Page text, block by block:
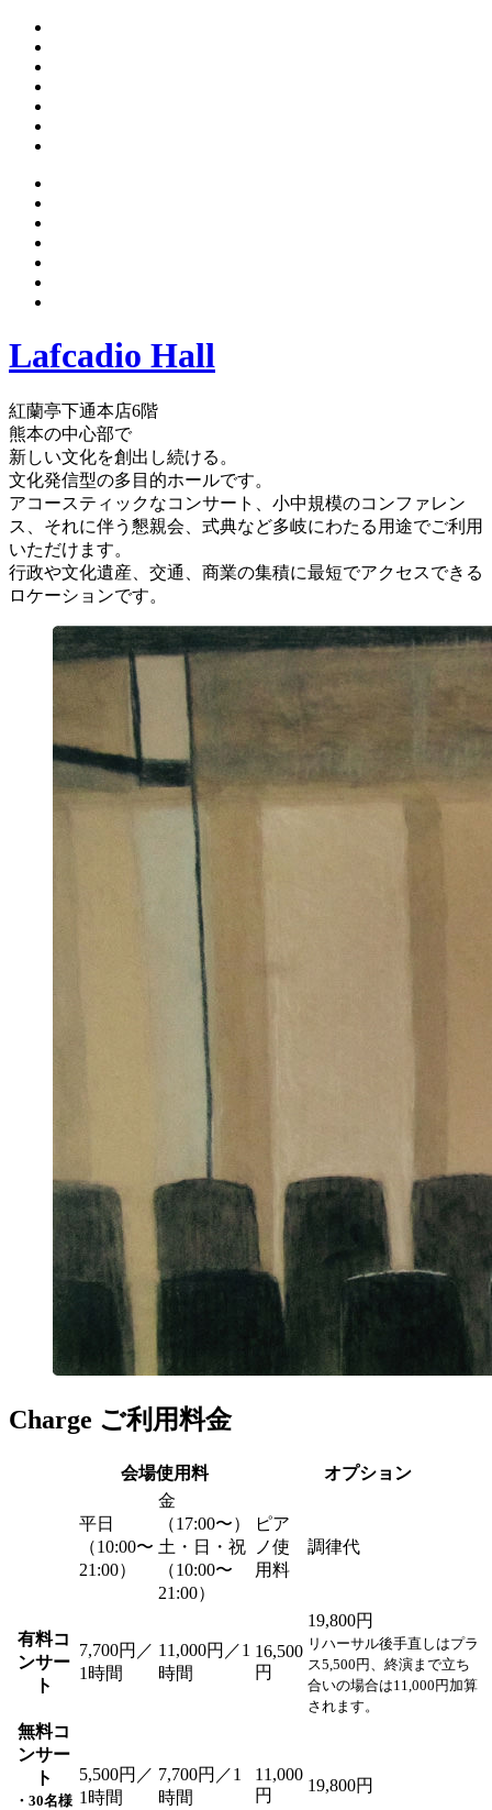
Lafcadio Hall
紅蘭亭下通本店6階
熊本の中心部で
新しい文化を創出し続ける。
文化発信型の多目的ホールです。
アコースティックなコンサート、小中規模のコンファレン
ス、それに伴う懇親会、式典など多岐にわたる用途でご利用
いただけます。
行政や文化遺産、交通、商業の集積に最短でアクセスできる
ロケーションです。
Charge ご利用料金
会場使用料 オプション
平日
（10:00〜
21:00）
金
（17:00〜）
土・日・祝
（10:00〜
21:00）
ピア
ノ使
用料
調律代
有料コ
ンサー
ト
7,700円 ／
1時間
11,000円 ／1
時間
16,500
円
19,800円
リハーサル後手直しはプラ
ス5,500円、終演まで立ち
合いの場合は11,000円加算
されます。
無料コ
ンサー
ト
・30名様
5,500円 ／
1時間
7,700円 ／1
時間
11,000
円
19,800円